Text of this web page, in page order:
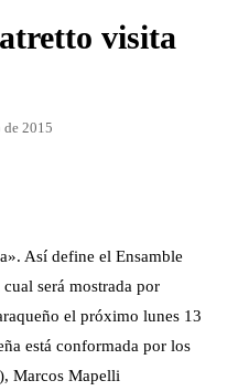
visita
2015
Así define el Ensamble
será mostrada por
el próximo lunes 13
está conformada por los
Marcos Mapelli